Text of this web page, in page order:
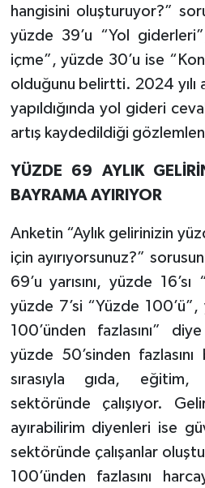
hangisini oluşturuyor?”
yüzde 39’u “Yol
içme”, yüzde 30’u ise
olduğunu belirtti. 2024 yılı
yapıldığında yol gideri
artış kaydedildiği
YÜZDE 69 AYLIK
BAYRAMA AYIRIYOR
Anketin “Aylık gelirinizin
için ayırıyorsunuz?”
69’u yarısını, yüzde 16’sı
yüzde 7’si “Yüzde
100’ünden fazlasını”
yüzde 50’sinden
sırasıyla gıda,
sektöründe çalışıyor.
ayırabilirim diyenleri ise
sektöründe çalışanlar
100’ünden fazlasını